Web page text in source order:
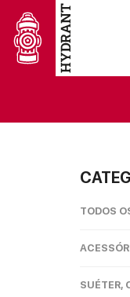
TODOS
SUÉTER,